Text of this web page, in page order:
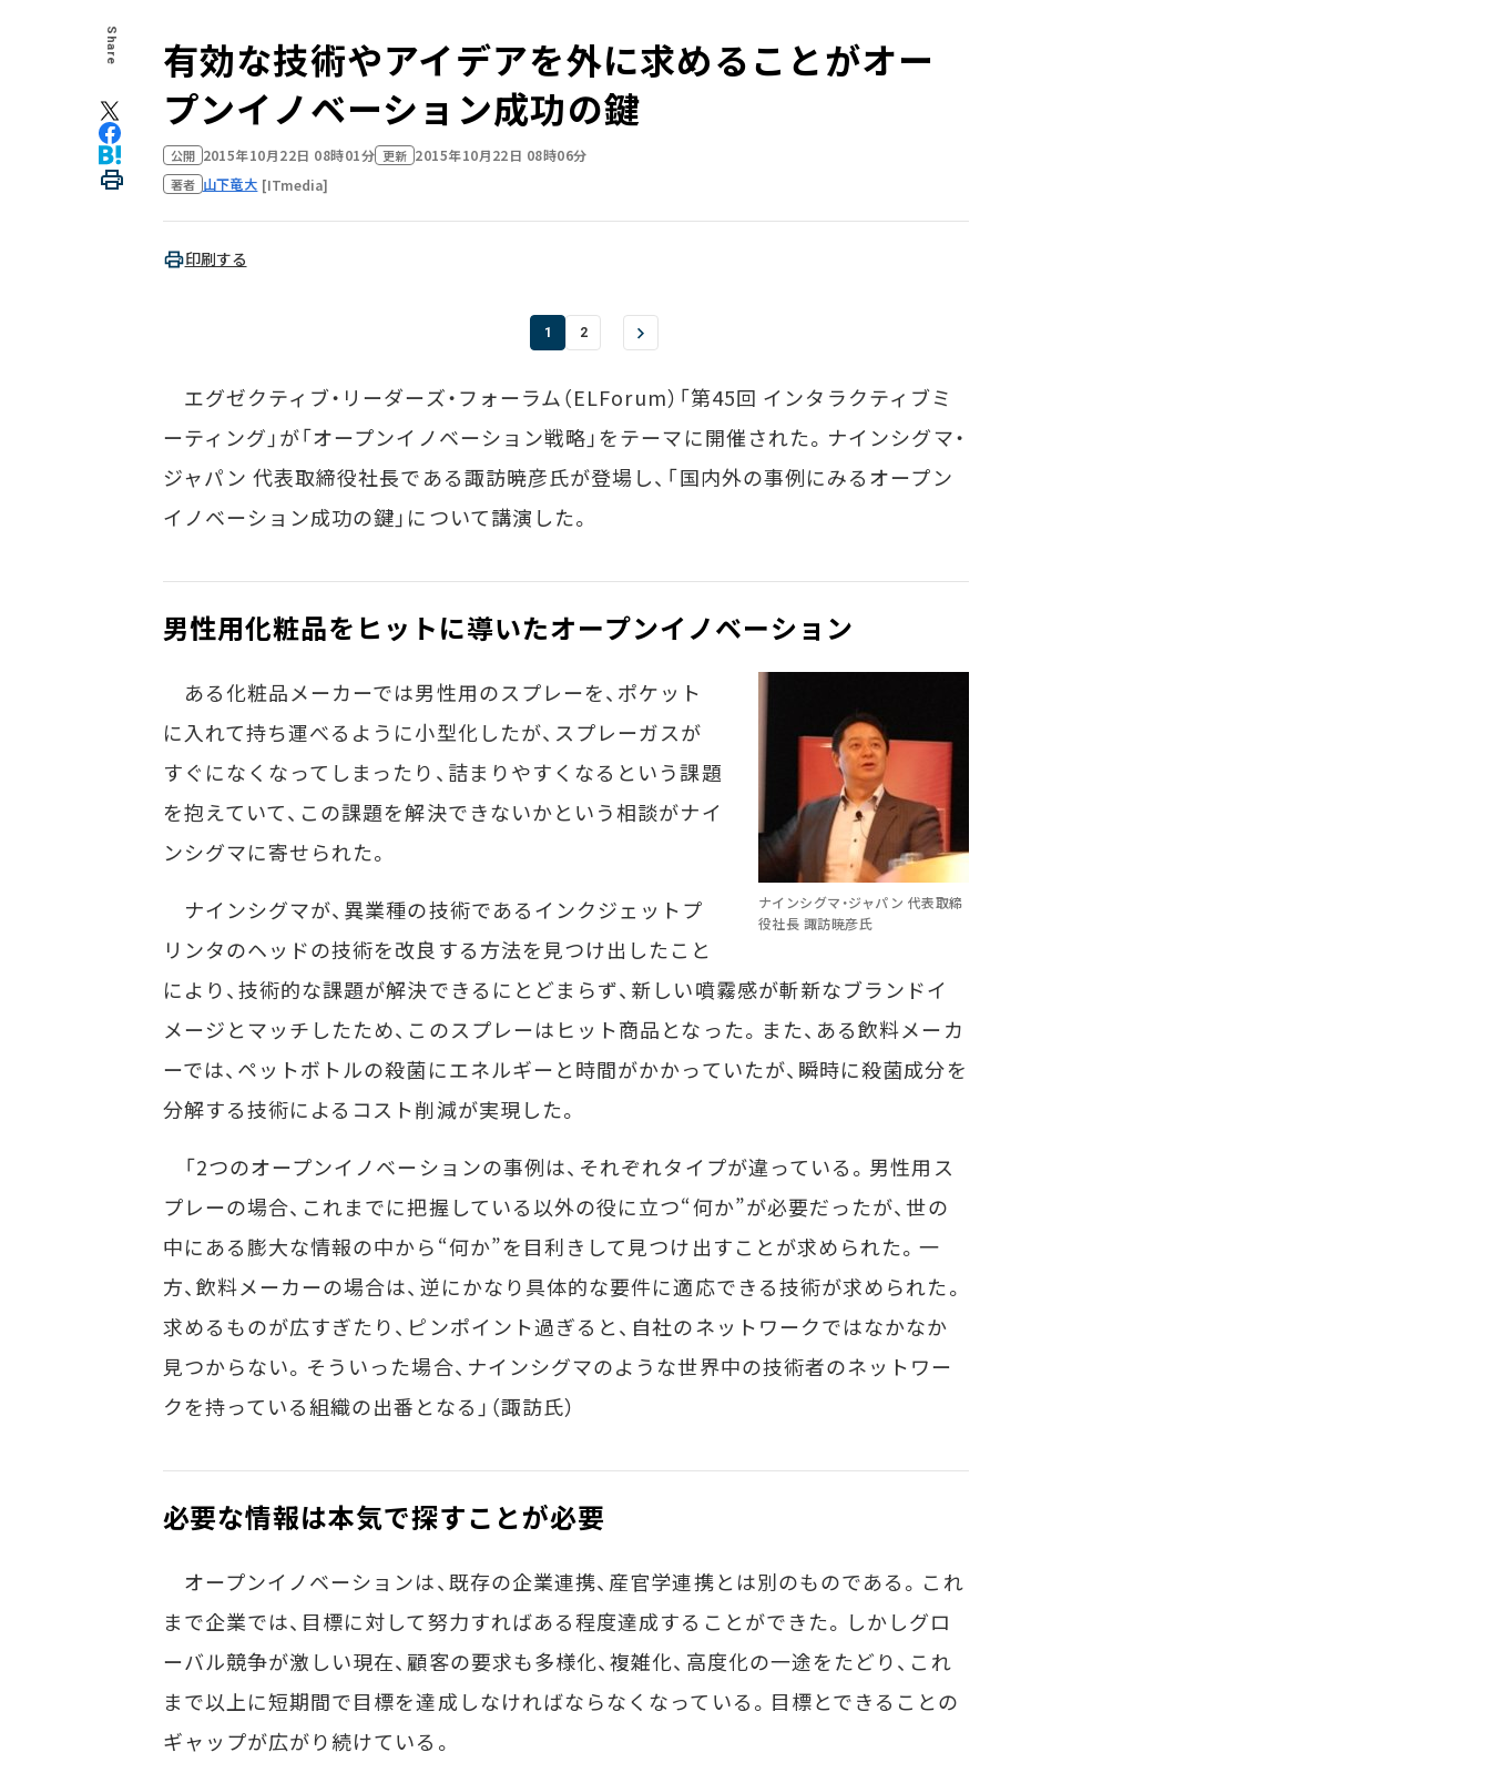
Share
有効な技術やアイデアを外に求めることがオー
プンイノベーション成功の鍵
公開 2015年10月22日 08時01分 更新 2015年10月22日 08時06分
著者 山下竜大 [ITmedia]
印刷する
1 2
エグゼクティブ・リーダーズ・フォーラム（ELForum）「第45回 インタラクティブミ
ーティング」が「オープンイノベーション戦略」をテーマに開催された。ナインシグマ・
ジャパン 代表取締役社長である諏訪暁彦氏が登場し、「国内外の事例にみるオープン
イノベーション成功の鍵」について講演した。
男性用化粧品をヒットに導いたオープンイノベーション
ナインシグマ・ジャパン 代表取締
役社長 諏訪暁彦氏
ある化粧品メーカーでは男性用のスプレーを、ポケット
に入れて持ち運べるように小型化したが、スプレーガスが
すぐになくなってしまったり、詰まりやすくなるという課題
を抱えていて、この課題を解決できないかという相談がナイ
ンシグマに寄せられた。
ナインシグマが、異業種の技術であるインクジェットプ
リンタのヘッドの技術を改良する方法を見つけ出したこと
により、技術的な課題が解決できるにとどまらず、新しい噴霧感が斬新なブランドイ
メージとマッチしたため、このスプレーはヒット商品となった。また、ある飲料メーカ
ーでは、ペットボトルの殺菌にエネルギーと時間がかかっていたが、瞬時に殺菌成分を
分解する技術によるコスト削減が実現した。
「2つのオープンイノベーションの事例は、それぞれタイプが違っている。男性用ス
プレーの場合、これまでに把握している以外の役に立つ“何か”が必要だったが、世の
中にある膨大な情報の中から“何か”を目利きして見つけ出すことが求められた。一
方、飲料メーカーの場合は、逆にかなり具体的な要件に適応できる技術が求められた。
求めるものが広すぎたり、ピンポイント過ぎると、自社のネットワークではなかなか
見つからない。そういった場合、ナインシグマのような世界中の技術者のネットワー
クを持っている組織の出番となる」（諏訪氏）
必要な情報は本気で探すことが必要
オープンイノベーションは、既存の企業連携、産官学連携とは別のものである。これ
まで企業では、目標に対して努力すればある程度達成することができた。しかしグロ
ーバル競争が激しい現在、顧客の要求も多様化、複雑化、高度化の一途をたどり、これ
まで以上に短期間で目標を達成しなければならなくなっている。目標とできることの
ギャップが広がり続けている。